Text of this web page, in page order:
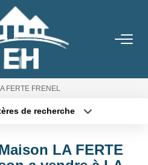
Locative
FERTE FRENEL
de recherche
LA FERTE